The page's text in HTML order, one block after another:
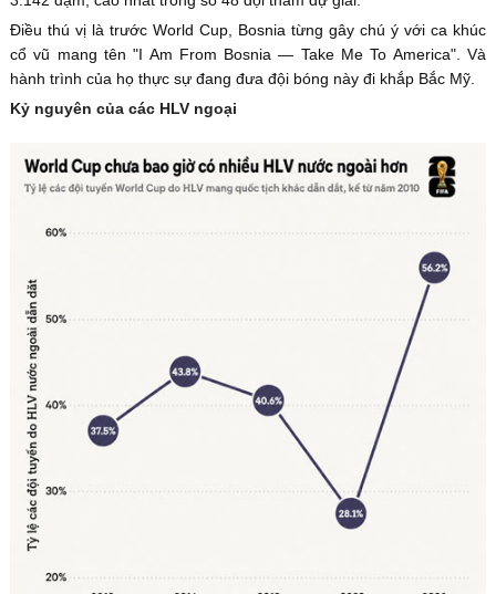
Điều thú vị là trước World Cup, Bosnia từng gây chú ý với ca khúc
cổ vũ mang tên "I Am From Bosnia — Take Me To America". Và
hành trình của họ thực sự đang đưa đội bóng này đi khắp Bắc Mỹ.
Kỷ nguyên của các HLV ngoại